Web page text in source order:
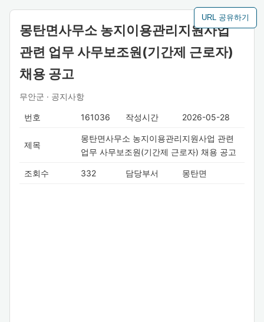
URL 공유하기
몽탄면사무소 농지이용관리지원사업
관련 업무 사무보조원(기간제 근로자)
채용 공고
무안군 · 공지사항
번호 161036 작성시간 2026-05-28
제목
몽탄면사무소 농지이용관리지원사업 관련
업무 사무보조원(기간제 근로자) 채용 공고
조회수 332 담당부서 몽탄면